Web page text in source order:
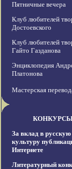
Пятничные вечера
Клуб любителей
Достоевского
Клуб любителей
Гайто Газданова
Энциклопедия
Платонова
Мастерская
За вклад в русскую
культуру
Интернете
Литературный